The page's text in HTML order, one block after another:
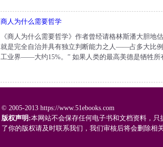
商人为什么需要哲学
《商人为什么需要哲学》作者曾经请格林斯潘大胆
就是完全自治并具有独立判断能力之人——占多大比
工业界——大约15%。” 如果人类的最高美德是牺牲
© 2005-2013 https://www.51ebooks.com
版权声明:本网站不会保存任何电子书和文档资料，
了你的版权请及时联系我们，我们审核后将会删除相